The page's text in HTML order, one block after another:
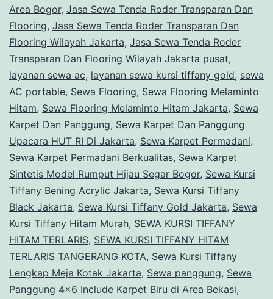
Area Bogor, Jasa Sewa Tenda Roder Transparan Dan
Flooring, Jasa Sewa Tenda Roder Transparan Dan
Flooring Wilayah Jakarta, Jasa Sewa Tenda Roder
Transparan Dan Flooring Wilayah Jakarta pusat,
layanan sewa ac, layanan sewa kursi tiffany gold, sewa
AC portable, Sewa Flooring, Sewa Flooring Melaminto
Hitam, Sewa Flooring Melaminto Hitam Jakarta, Sewa
Karpet Dan Panggung, Sewa Karpet Dan Panggung
Upacara HUT RI Di Jakarta, Sewa Karpet Permadani,
Sewa Karpet Permadani Berkualitas, Sewa Karpet
Sintetis Model Rumput Hijau Segar Bogor, Sewa Kursi
Tiffany Bening Acrylic Jakarta, Sewa Kursi Tiffany
Black Jakarta, Sewa Kursi Tiffany Gold Jakarta, Sewa
Kursi Tiffany Hitam Murah, SEWA KURSI TIFFANY
HITAM TERLARIS, SEWA KURSI TIFFANY HITAM
TERLARIS TANGERANG KOTA, Sewa Kursi Tiffany
Lengkap Meja Kotak Jakarta, Sewa panggung, Sewa
Panggung 4x6 Include Karpet Biru di Area Bekasi,